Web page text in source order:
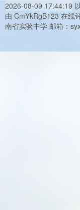
2026-08-09 17:44:19
由 CmYkRgB123 在线
南省实验中学 邮箱：